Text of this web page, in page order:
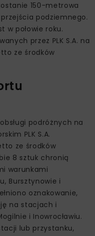
150-metrowa
podziemnego.
w połowie roku.
przez PLK S.A. na
ze środków
podróżnych na
PLK S.A.
ze środków
8 sztuk chronią
warunkami
Bursztynowie i
oznakowanie,
na stacjach i
i Inowrocławiu.
lub przystanku,